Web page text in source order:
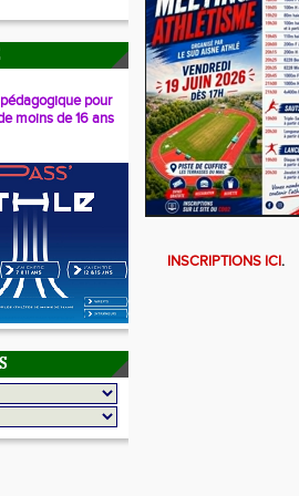
pour
moins de 16 ans
INSCRIPTIONS ICI.